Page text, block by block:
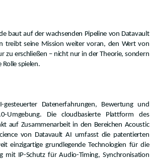
baut auf der wachsenden Pipeline von Datavault
treibt seine Mission weiter voran, den Wert von
zu erschließen – nicht nur in der Theorie, sondern
spielen.
Datenerfahrungen, Bewertung und
Umgebung. Die cloudbasierte Plattform des
auf Zusammenarbeit in den Bereichen Acoustic
von Datavault AI umfasst die patentierten
einzigartige grundlegende Technologien für die
mit IP-Schutz für Audio-Timing, Synchronisation